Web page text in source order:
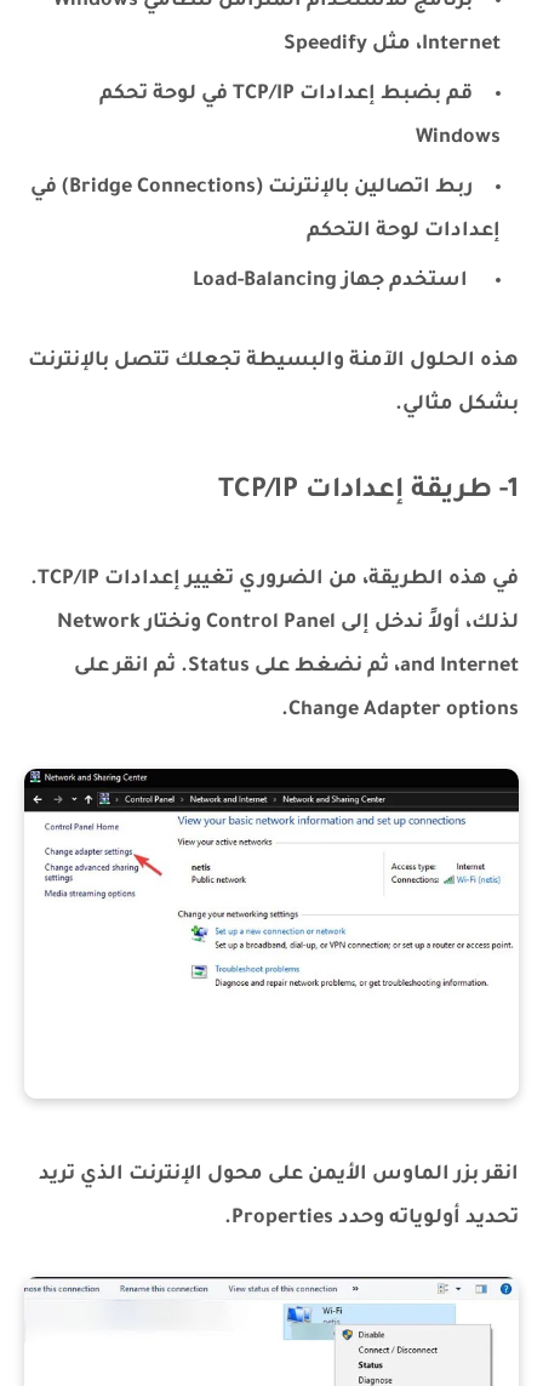
Internet، مثل Speedify
قم بضبط إعدادات TCP/IP في لوحة تحكم
Windows
ربط اتصالين بالإنترنت (Bridge Connections) في
إعدادات لوحة التحكم
استخدم جهاز Load-Balancing
هذه الحلول الآمنة والبسيطة تجعلك تتصل بالإنترنت
بشكل مثالي.
1- طريقة إعدادات TCP/IP
في هذه الطريقة، من الضروري تغيير إعدادات TCP/IP.
لذلك، أولاً ندخل إلى Control Panel ونختار Network
and Internet، ثم نضغط على Status. ثم انقر على
Change Adapter options.
انقر بزر الماوس الأيمن على محول الإنترنت الذي تريد
تحديد أولوياته وحدد Properties.